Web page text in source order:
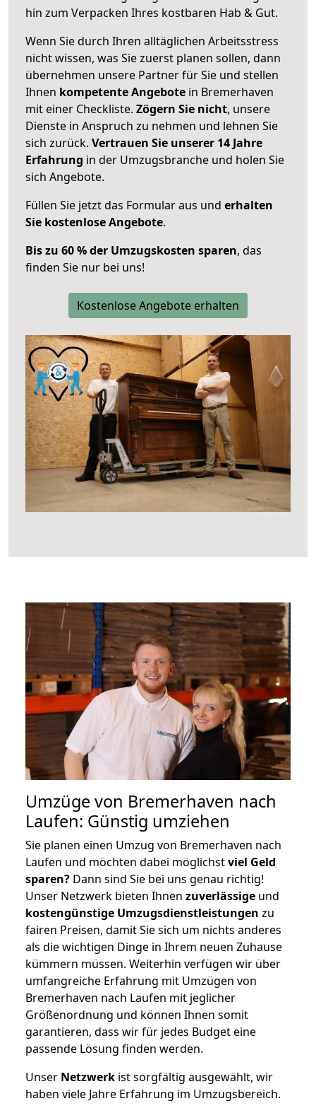
hin zum Verpacken Ihres kostbaren Hab & Gut.
Wenn Sie durch Ihren alltäglichen Arbeitsstress
nicht wissen, was Sie zuerst planen sollen, dann
übernehmen unsere Partner für Sie und stellen
Ihnen kompetente Angebote in Bremerhaven
mit einer Checkliste. Zögern Sie nicht, unsere
Dienste in Anspruch zu nehmen und lehnen Sie
sich zurück. Vertrauen Sie unserer 14 Jahre
Erfahrung in der Umzugsbranche und holen Sie
sich Angebote.
Füllen Sie jetzt das Formular aus und erhalten
Sie kostenlose Angebote.
Bis zu 60 % der Umzugskosten sparen, das
finden Sie nur bei uns!
Kostenlose Angebote erhalten
Umzüge von Bremerhaven nach
Laufen: Günstig umziehen
Sie planen einen Umzug von Bremerhaven nach
Laufen und möchten dabei möglichstviel Geld
sparen? Dann sind Sie bei uns genau richtig!
Unser Netzwerk bieten Ihnen zuverlässige und
kostengünstige Umzugsdienstleistungen zu
fairen Preisen, damit Sie sich um nichts anderes
als die wichtigen Dinge in Ihrem neuen Zuhause
kümmern müssen. Weiterhin verfügen wir über
umfangreiche Erfahrung mit Umzügen von
Bremerhaven nach Laufen mit jeglicher
Größenordnung und können Ihnen somit
garantieren, dass wir für jedes Budget eine
passende Lösung finden werden.
Unser Netzwerk ist sorgfältig ausgewählt, wir
haben viele Jahre Erfahrung im Umzugsbereich.